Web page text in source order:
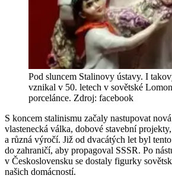
Pod sluncem Stalinovy ústavy. I
vznikal v 50. letech v sovětské
porcelánce. Zdroj: facebook
S koncem stalinismu začaly nastupovat
vlastenecká válka, dobové stavební
a různá výročí. Již od dvacátých let byl
do zahraničí, aby propagoval SSSR. Po
v Československu se dostaly figurky
našich domácností.